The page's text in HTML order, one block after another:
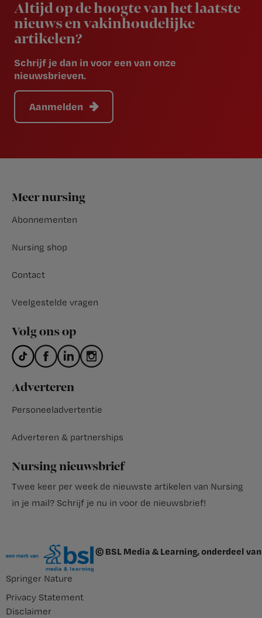
Altijd op de hoogte van het laatste
nieuws en vakinhoudelijke
artikelen?
Schrijf je dan in voor een van onze
nieuwsbrieven.
Aanmelden
Footer
Meer nursing
Abonnementen
Nursing shop
Contact
Veelgestelde vragen
Volg ons op
Adverteren
Personeeladvertentie
Adverteren & partnerships
Nursing nieuwsbrief
Twee keer per week de nieuwste artikelen van Nursing
in je mail? Schrijf je nu in voor de nieuwsbrief!
© BSL Media & Learning, onderdeel van
Springer Nature
Privacy Statement
Disclaimer